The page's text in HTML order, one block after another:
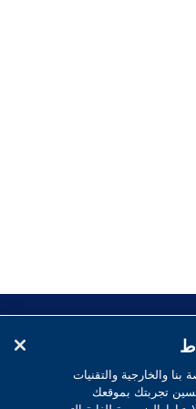
والخارجية والتقنيات
تجربتك بموقعك